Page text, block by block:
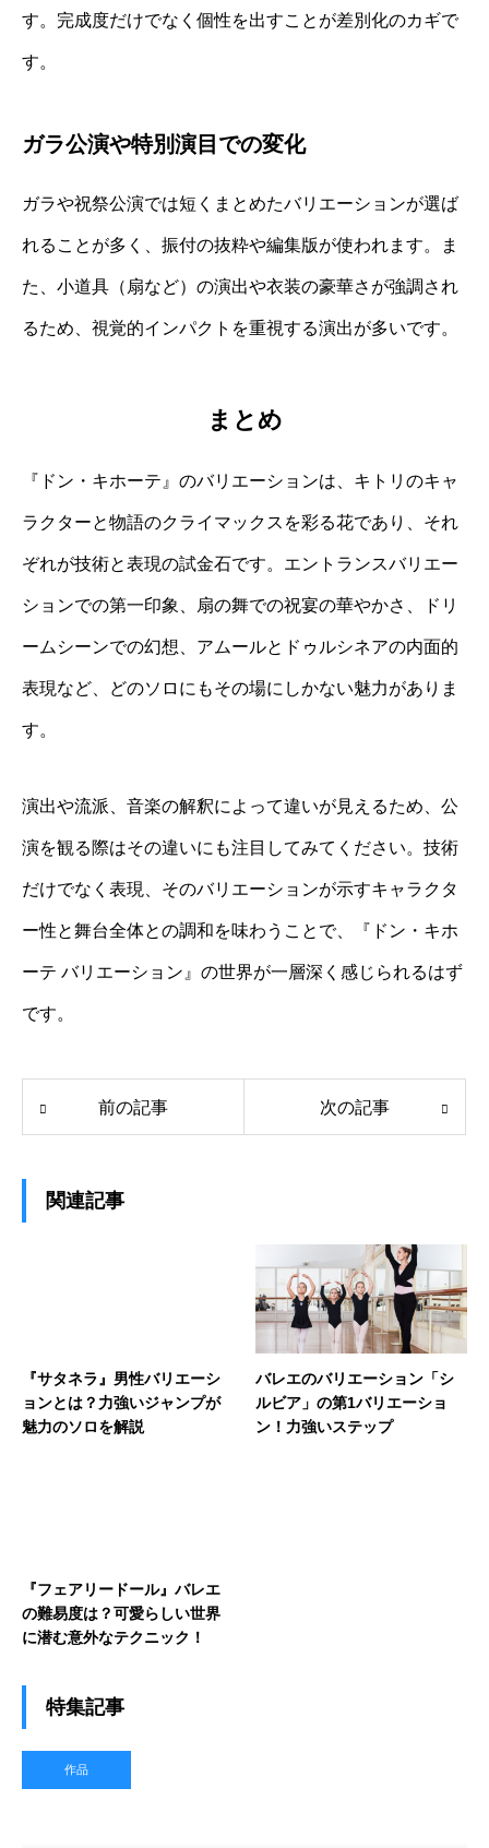
す。完成度だけでなく個性を出すことが差別化のカギで
す。
ガラ公演や特別演目での変化
ガラや祝祭公演では短くまとめたバリエーションが選ば
れることが多く、振付の抜粋や編集版が使われます。ま
た、小道具（扇など）の演出や衣装の豪華さが強調され
るため、視覚的インパクトを重視する演出が多いです。
まとめ
『ドン・キホーテ』のバリエーションは、キトリのキャ
ラクターと物語のクライマックスを彩る花であり、それ
ぞれが技術と表現の試金石です。エントランスバリエー
ションでの第一印象、扇の舞での祝宴の華やかさ、ドリ
ームシーンでの幻想、アムールとドゥルシネアの内面的
表現など、どのソロにもその場にしかない魅力がありま
す。
演出や流派、音楽の解釈によって違いが見えるため、公
演を観る際はその違いにも注目してみてください。技術
だけでなく表現、そのバリエーションが示すキャラクタ
ー性と舞台全体との調和を味わうことで、『ドン・キホ
ーテ バリエーション』の世界が一層深く感じられるはず
です。
前の記事 次の記事
関連記事
『サタネラ』男性バリエーシ
ョンとは？力強いジャンプが
魅力のソロを解説
バレエのバリエーション「シ
ルビア」の第1バリエーショ
ン！力強いステップ
『フェアリードール』バレエ
の難易度は？可愛らしい世界
に潜む意外なテクニック！
特集記事
作品